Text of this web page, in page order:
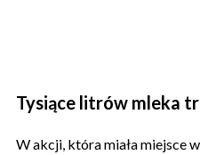
Tysiące litrów mleka
W akcji, która miała miejsce